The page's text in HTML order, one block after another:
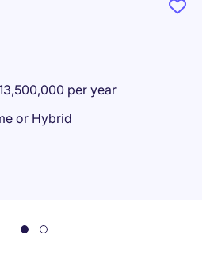
per year
or Hybrid